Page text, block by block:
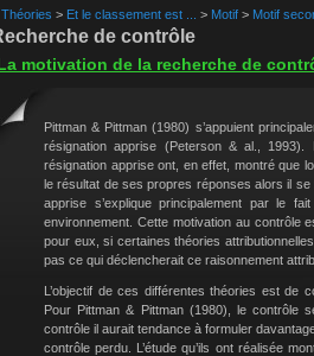
Théories > Et le classement est ... > Motif > Motif
de contrôle
motivation de la recherche de
Pittman & Pittman (1980) s’appuient
résignation apprise (Peterson & al.,
résignation apprise ont, en effet, montré que
le résultat de ses propres réponses alors il se
apprise s’explique principalement par le
environnement. Cette motivation au contrôle
pour eux, si certaines théories
pas ce qui déclencherait ce raisonnement
L’objectif de ces différentes théories est de
Pour Pittman & Pittman (1980), le contrôle
contrôle il aurait tendance à formuler
contrôle perdu. L’étude qu’ils ont réalisée